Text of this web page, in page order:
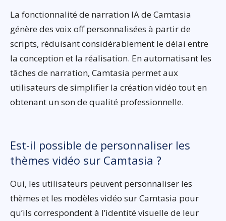
La fonctionnalité de narration IA de Camtasia
génère des voix off personnalisées à partir de
scripts, réduisant considérablement le délai entre
la conception et la réalisation. En automatisant les
tâches de narration, Camtasia permet aux
utilisateurs de simplifier la création vidéo tout en
obtenant un son de qualité professionnelle.
Est-il possible de personnaliser les
thèmes vidéo sur Camtasia ?
Oui, les utilisateurs peuvent personnaliser les
thèmes et les modèles vidéo sur Camtasia pour
qu’ils correspondent à l’identité visuelle de leur